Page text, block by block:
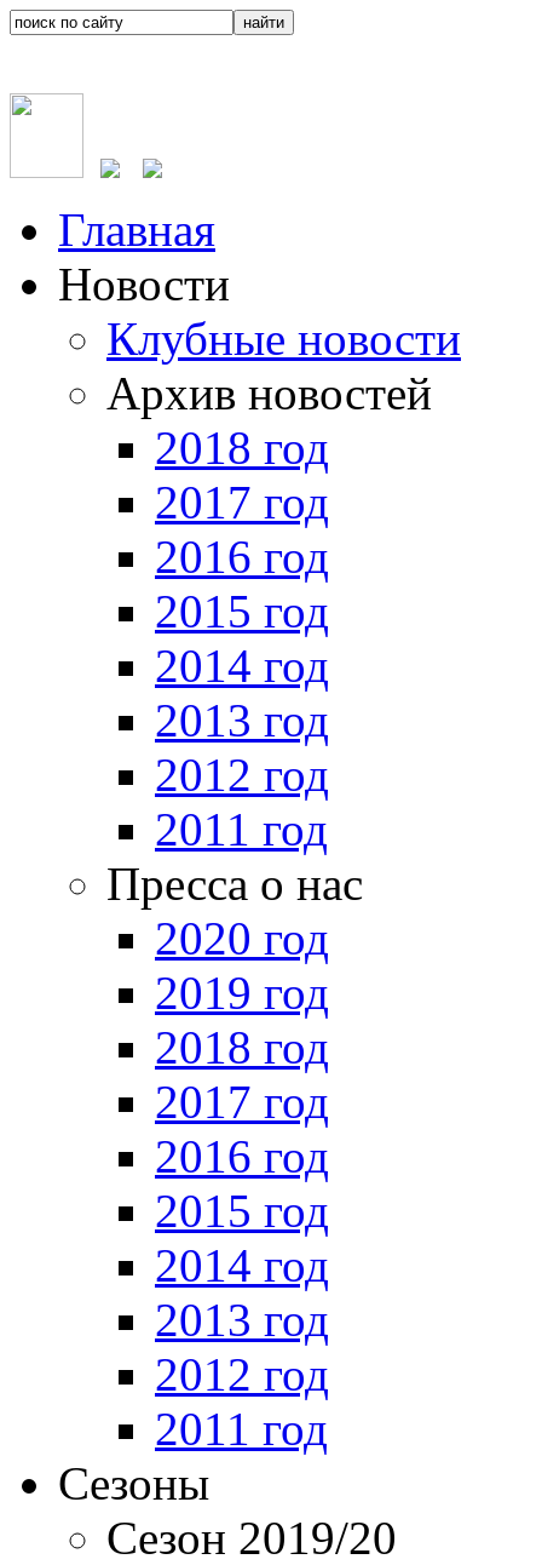
Главная
Новости
Клубные новости
Архив новостей
2018 год
2017 год
2016 год
2015 год
2014 год
2013 год
2012 год
2011 год
Пресса о нас
2020 год
2019 год
2018 год
2017 год
2016 год
2015 год
2014 год
2013 год
2012 год
2011 год
Сезоны
Сезон 2019/20